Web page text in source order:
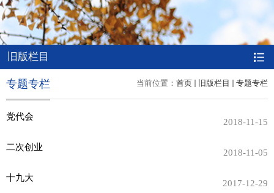
旧版栏目
当前位置： 首页 旧版栏目 专题专栏
专题专栏
党代会
2018-11-15
二次创业
2018-11-05
十九大
2017-12-29